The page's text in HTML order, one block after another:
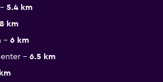
5.4 km
km
6 km
6.5 km